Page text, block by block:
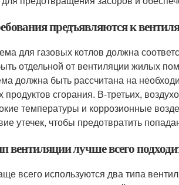
предъявляются к
для газовых котлов должна
отдельной от вентиляции жилых
должна быть рассчитана на
сгорания. В-третьих,
температуры и коррозионные
утечек, чтобы предотвратить
вентиляции лучше всего
всего используются два типа